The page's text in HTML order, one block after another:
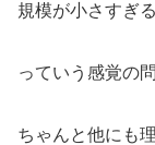
規模が小さすぎ
っていう感覚の
ちゃんと他にも